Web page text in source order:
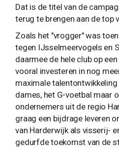
Dat is de titel van de
terug te brengen aan de top
Zoals het "vrogger" was
tegen IJsselmeervogels en
daarmee de hele club op
vooral investeren in nog
maximale talentontwikkeling
dames, het G-voetbal maar
ondernemers uit de regio
graag een bijdrage leveren
van Harderwijk als visserij-
gedurfde toekomst van de